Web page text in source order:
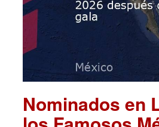
Nominados en